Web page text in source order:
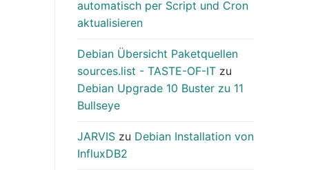
automatisch per Script und Cron
aktualisieren
Debian Übersicht Paketquellen
sources.list - TASTE-OF-IT zu
Debian Upgrade 10 Buster zu 11
Bullseye
JARVIS zu Debian Installation von
InfluxDB2